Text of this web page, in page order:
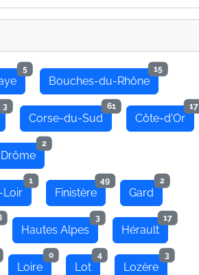
5
Bouches-du-Rhône
15
3
Corse-du-Sud
61
Côte-d'Or
17
Drôme
2
Loir
1
Finistère
49
Gard
2
Hautes Alpes
3
Hérault
17
Loire
0
Lot
4
Lozère
3